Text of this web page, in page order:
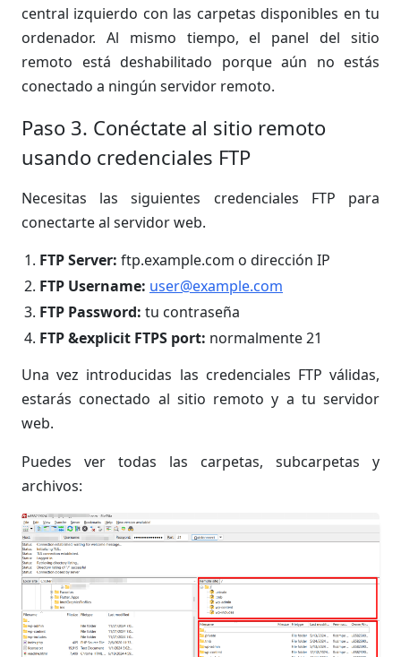
central izquierdo con las carpetas disponibles en tu
ordenador. Al mismo tiempo, el panel del sitio
remoto está deshabilitado porque aún no estás
conectado a ningún servidor remoto.
Paso 3. Conéctate al sitio remoto
usando credenciales FTP
Necesitas las siguientes credenciales FTP para
conectarte al servidor web.
FTP Server: ftp.example.com o dirección IP
FTP Username: user@example.com
FTP Password: tu contraseña
FTP &explicit FTPS port: normalmente 21
Una vez introducidas las credenciales FTP válidas,
estarás conectado al sitio remoto y a tu servidor
web.
Puedes ver todas las carpetas, subcarpetas y
archivos: